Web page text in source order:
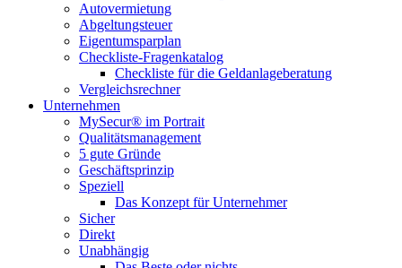
Autovermietung
Abgeltungsteuer
Eigentumsparplan
Checkliste-Fragenkatalog
Checkliste für die Geldanlageberatung
Vergleichsrechner
Unternehmen
MySecur® im Portrait
Qualitätsmanagement
5 gute Gründe
Geschäftsprinzip
Speziell
Das Konzept für Unternehmer
Sicher
Direkt
Unabhängig